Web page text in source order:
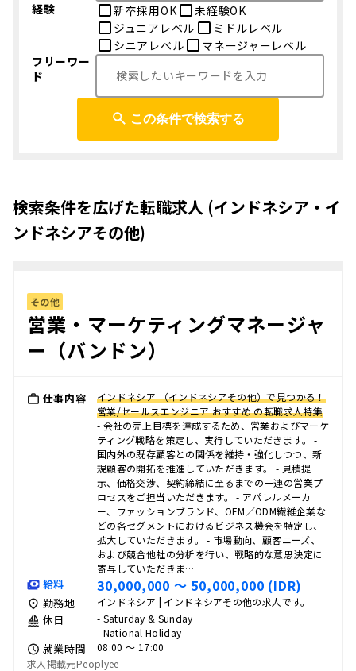
経験
新卒採用OK
未経験OK
ジュニアレベル
ミドルレベル
シニアレベル
マネージャーレベル
フリーワー
ド
この条件で検索する
検索条件を広げた転職求人 (インドネシア・イ
ンドネシアその他)
その他
営業・マーケティングマネージャ
ー（バンドン）
仕事内容
インドネシア （インドネシアその他）で見つかる！
営業/セールスエンジニア おすすめ の転職求人特集
- 会社の売上目標を達成するため、営業およびマーケ
ティング戦略を策定し、実行していただきます。 -
国内外の既存顧客との関係を維持・強化しつつ、新
規顧客の開拓を推進していただきます。 - 見積提
示、価格交渉、契約締結に至るまでの一連の営業プ
ロセスをご担当いただきます。 - アパレルメーカ
ー、ファッションブランド、OEM／ODM繊維企業な
どの各セグメントにおけるビジネス機会を特定し、
拡大していただきます。 - 市場動向、顧客ニーズ、
および競合他社の分析を行い、戦略的な意思決定に
寄与していただきま…
給料 30,000,000 〜 50,000,000 (IDR)
勤務地 インドネシア | インドネシアその他の求人です。
休日
- Saturday & Sunday
- National Holiday
就業時間
08:00 〜 17:00
求人掲載元Peoplyee